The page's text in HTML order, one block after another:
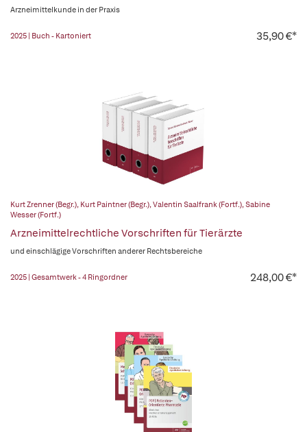
Arzneimittelkunde in der Praxis
2025 | Buch - Kartoniert 35,90 €*
Kurt Zrenner (Begr.), Kurt Paintner (Begr.),Valentin Saalfrank (Fortf.),Sabine
Wesser (Fortf.)
Arzneimittelrechtliche Vorschriften für Tierärzte
und einschlägige Vorschriften anderer Rechtsbereiche
2025 | Gesamtwerk - 4 Ringordner 248,00 €*